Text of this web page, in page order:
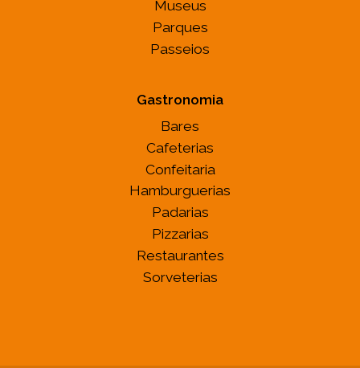
Museus
Parques
Passeios
Gastronomia
Bares
Cafeterias
Confeitaria
Hamburguerias
Padarias
Pizzarias
Restaurantes
Sorveterias